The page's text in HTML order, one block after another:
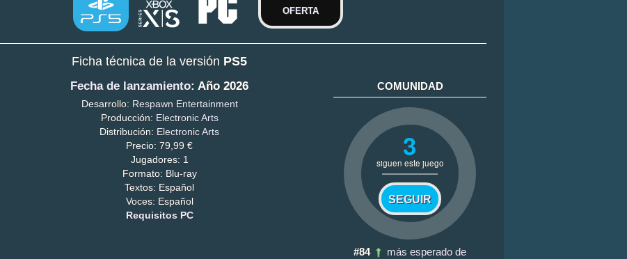
OFERTA
Ficha técnica de la versión PS5
Fecha de lanzamiento: Año 2026
Desarrollo: Respawn Entertainment
Producción: Electronic Arts
Distribución: Electronic Arts
Precio: 79,99 €
Jugadores: 1
Formato: Blu-ray
Textos: Español
Voces: Español
Requisitos PC
COMUNIDAD
3
siguen este juego
SEGUIR
#84
más esperado de